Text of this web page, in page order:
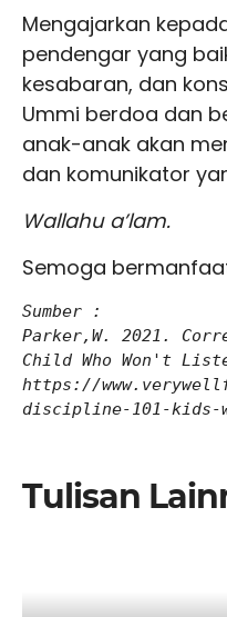
Mengajarkan
pendengar yang
kesabaran, dan
Ummi berdoa dan
anak-anak akan
dan komunikator
Wallahu a’lam.
Semoga
Sumber :
Parker,W. 2021.
Child Who Won't
https://
discipline-101-kids-
Tulisan